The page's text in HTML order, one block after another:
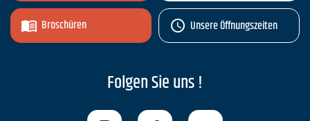
Broschüren Unsere Öffnungszeiten
Folgen Sie uns !